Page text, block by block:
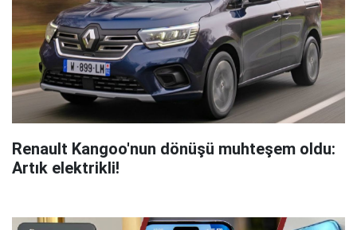
Renault Kangoo'nun dönüşü muhteşem oldu:
Artık elektrikli!